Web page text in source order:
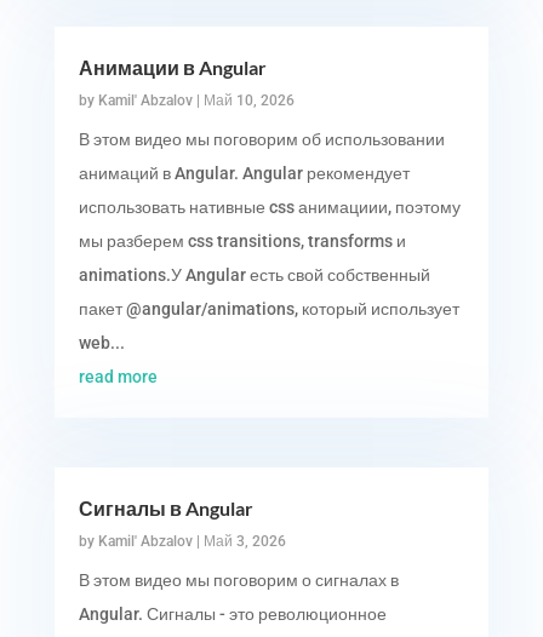
Анимации в Angular
by Kamil' Abzalov| Май 10, 2026
В этом видео мы поговорим об использовании
анимаций в Angular. Angular рекомендует
использовать нативные css анимациии, поэтому
мы разберем css transitions, transforms и
animations.У Angular есть свой собственный
пакет @angular/animations, который использует
web...
read more
Сигналы в Angular
by Kamil' Abzalov| Май 3, 2026
В этом видео мы поговорим о сигналах в
Angular. Сигналы - это революционное